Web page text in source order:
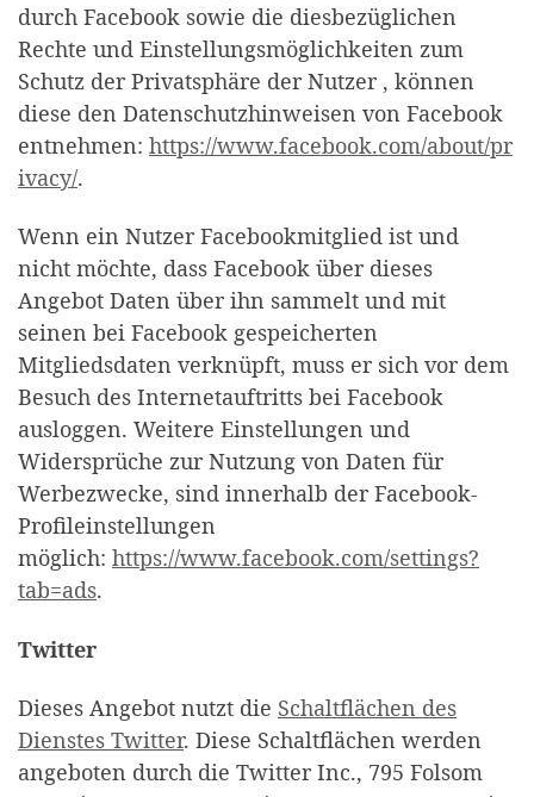
durch Facebook sowie die diesbezüglichen
Rechte und Einstellungsmöglichkeiten zum
Schutz der Privatsphäre der Nutzer , können
diese den Datenschutzhinweisen von Facebook
entnehmen: https://www.facebook.com/about/pr
ivacy/.
Wenn ein Nutzer Facebookmitglied ist und
nicht möchte, dass Facebook über dieses
Angebot Daten über ihn sammelt und mit
seinen bei Facebook gespeicherten
Mitgliedsdaten verknüpft, muss er sich vor dem
Besuch des Internetauftritts bei Facebook
ausloggen. Weitere Einstellungen und
Widersprüche zur Nutzung von Daten für
Werbezwecke, sind innerhalb der Facebook-
Profileinstellungen
möglich: https://www.facebook.com/settings?
tab=ads.
Twitter
Dieses Angebot nutzt die Schaltflächen des
Dienstes Twitter. Diese Schaltflächen werden
angeboten durch die Twitter Inc., 795 Folsom